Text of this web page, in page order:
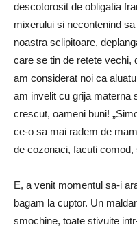
descotorosit de obligatia
mixerului si necontenind
noastra sclipitoare,
care se tin de retete vechi,
am considerat noi ca
am invelit cu grija materna
crescut, oameni buni!
ce-o sa mai radem de
de cozonaci, facuti comod,
E, a venit momentul sa-i
bagam la cuptor. Un
smochine, toate stivuite